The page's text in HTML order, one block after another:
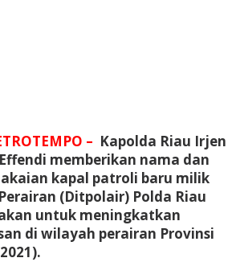
– Kapolda Riau Irjen
memberikan nama dan
kapal patroli baru milik
(Ditpolair) Polda Riau
untuk meningkatkan
di wilayah perairan Provinsi